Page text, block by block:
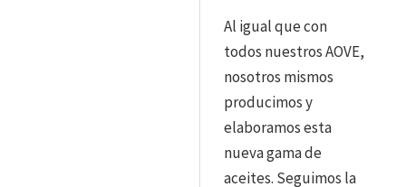
Al igual que con
todos nuestros AOVE,
nosotros mismos
producimos y
elaboramos esta
nueva gama de
aceites. Seguimos la